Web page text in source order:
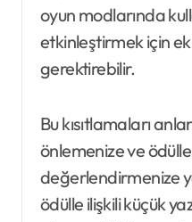
oyun modlarında
etkinleştirmek için
gerektirebilir.
Bu kısıtlamaları
önlemenize ve
değerlendirmenize
ödülle ilişkili küçük